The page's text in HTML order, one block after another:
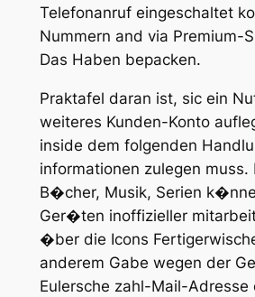
Telefonanruf eingeschaltet
Nummern and via Premium-
Das Haben bepacken.
Prak­tafel daran ist, sic ein
weiteres Kunden-Konto
inside dem folgenden
informationen zu­legen muss.
B�cher, Musik, Serien
Ger�ten inoffizieller
�ber die Icons
anderem Gabe wegen der
Eulersche zahl-Mail-